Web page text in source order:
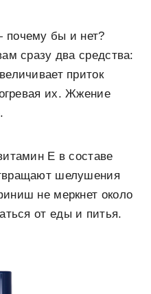
бы и нет?
сразу два средства:
приток
их. Жжение
Е в составе
шелушения
не меркнет около
от еды и питья.